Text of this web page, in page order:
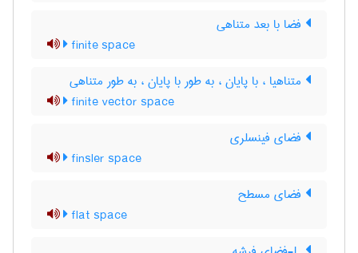
فضا با بعد متناهی
finite space
متناهیا ، با پایان ، به طور با پایان ، به طور متناهی
finite vector space
فضای فینسلری
finsler space
فضای مسطح
flat space